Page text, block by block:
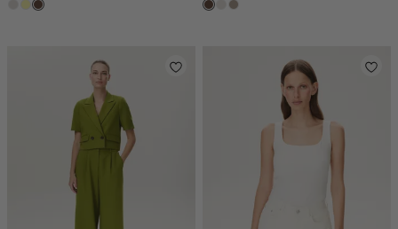
taupe,
lichtgeel
donkerbruin donkerbruin
kittaupe,